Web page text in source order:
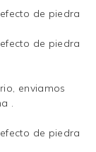
enviamos
.